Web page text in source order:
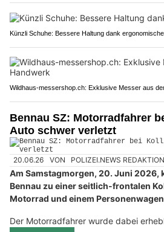
Künzli Schuhe: Bessere Haltung dank
Wildhaus-messershop.ch: Exklusive Messer aus
Bennau SZ: Motorradfahrer
Auto schwer verletzt
20.06.26 VON POLIZEI.NEWS REDAKTION
Am Samstagmorgen, 20. Juni 2026,
Bennau zu einer seitlich-frontalen
Motorrad und einem
Der Motorradfahrer wurde dabei